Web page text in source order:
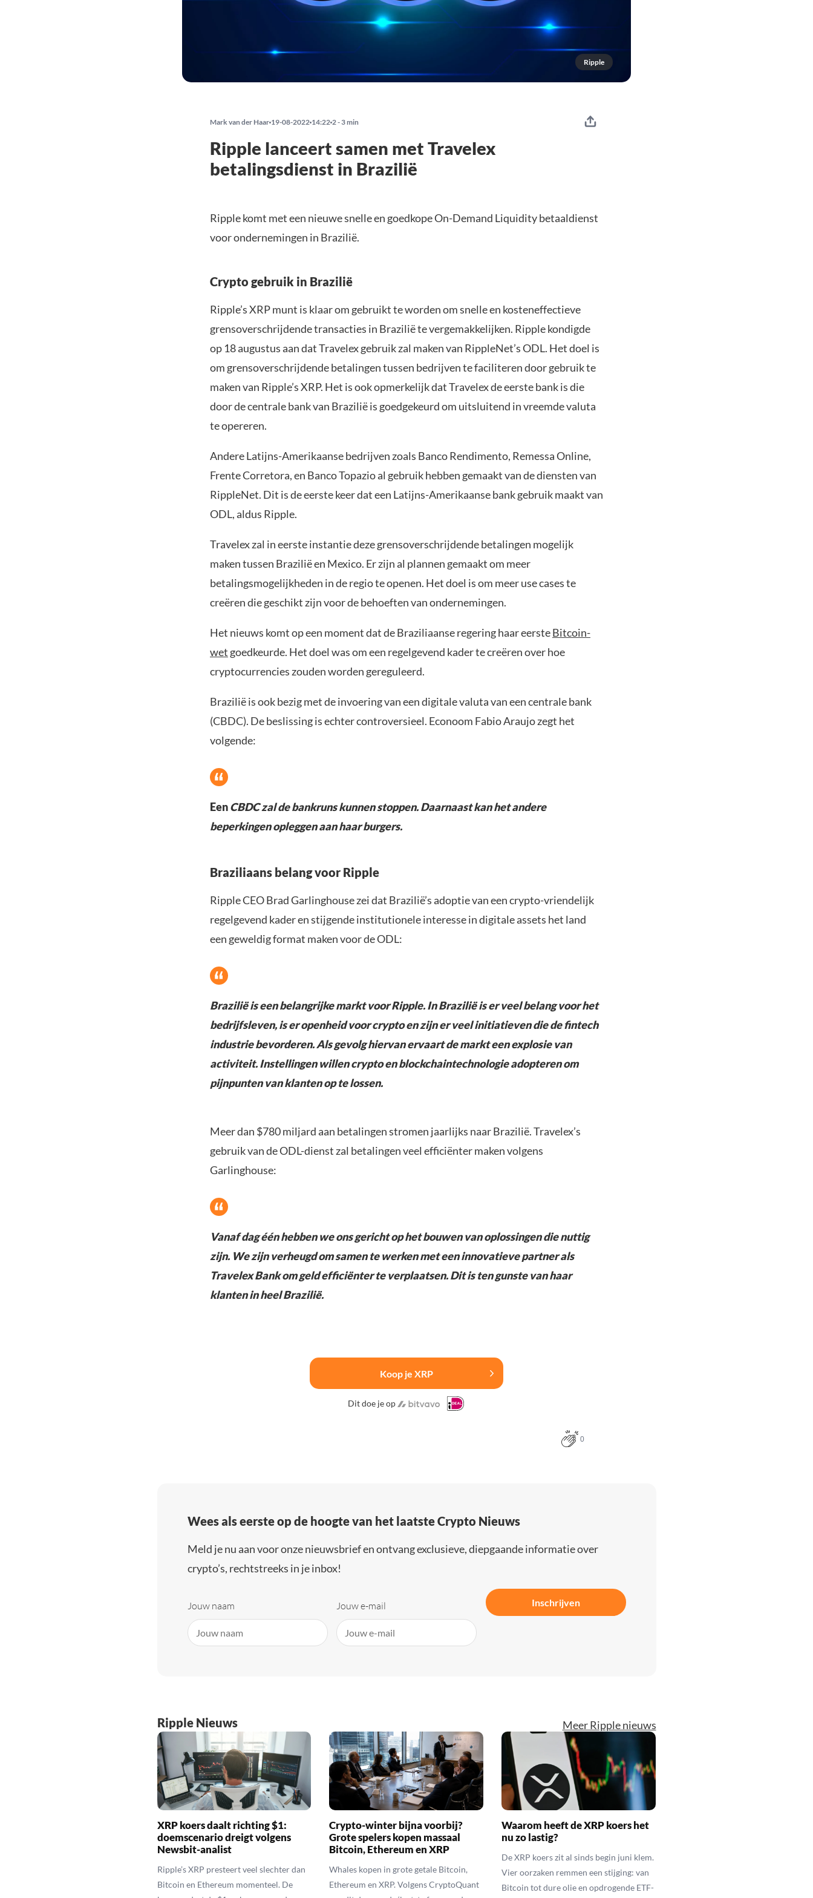
Ripple
Mark van der Haar 19-08-2022 14:22 2 - 3 min
Ripple lanceert samen met Travelex
betalingsdienst in Brazilië
Ripple komt met een nieuwe snelle en goedkope On-Demand Liquidity betaaldienst
voor ondernemingen in Brazilië.
Crypto gebruik in Brazilië
Ripple’s XRP munt is klaar om gebruikt te worden om snelle en kosteneffectieve
grensoverschrijdende transacties in Brazilië te vergemakkelijken. Ripple kondigde
op 18 augustus aan dat Travelex gebruik zal maken van RippleNet’s ODL. Het doel is
om grensoverschrijdende betalingen tussen bedrijven te faciliteren door gebruik te
maken van Ripple’s XRP. Het is ook opmerkelijk dat Travelex de eerste bank is die
door de centrale bank van Brazilië is goedgekeurd om uitsluitend in vreemde valuta
te opereren.
Andere Latijns-Amerikaanse bedrijven zoals Banco Rendimento, Remessa Online,
Frente Corretora, en Banco Topazio al gebruik hebben gemaakt van de diensten van
RippleNet. Dit is de eerste keer dat een Latijns-Amerikaanse bank gebruik maakt van
ODL, aldus Ripple.
Travelex zal in eerste instantie deze grensoverschrijdende betalingen mogelijk
maken tussen Brazilië en Mexico. Er zijn al plannen gemaakt om meer
betalingsmogelijkheden in de regio te openen. Het doel is om meer use cases te
creëren die geschikt zijn voor de behoeften van ondernemingen.
Het nieuws komt op een moment dat de Braziliaanse regering haar eersteBitcoin-
wet goedkeurde. Het doel was om een regelgevend kader te creëren over hoe
cryptocurrencies zouden worden gereguleerd.
Brazilië is ook bezig met de invoering van een digitale valuta van een centrale bank
(CBDC). De beslissing is echter controversieel. Econoom Fabio Araujo zegt het
volgende:
EenCBDC zal de bankruns kunnen stoppen. Daarnaast kan het andere
beperkingen opleggen aan haar burgers.
Braziliaans belang voor Ripple
Ripple CEO Brad Garlinghouse zei dat Brazilië’s adoptie van een crypto-vriendelijk
regelgevend kader en stijgende institutionele interesse in digitale assets het land
een geweldig format maken voor de ODL:
Brazilië is een belangrijke markt voor Ripple. In Brazilië is er veel belang voor het
bedrijfsleven, is er openheid voor crypto en zijn er veel initiatieven die de fintech
industrie bevorderen. Als gevolg hiervan ervaart de markt een explosie van
activiteit. Instellingen willen crypto en blockchaintechnologie adopteren om
pijnpunten van klanten op te lossen.
Meer dan $780 miljard aan betalingen stromen jaarlijks naar Brazilië. Travelex’s
gebruik van de ODL-dienst zal betalingen veel efficiënter maken volgens
Garlinghouse:
Vanaf dag één hebben we ons gericht op het bouwen van oplossingen die nuttig
zijn. We zijn verheugd om samen te werken met een innovatieve partner als
Travelex Bank om geld efficiënter te verplaatsen. Dit is ten gunste van haar
klanten in heel Brazilië.
Koop je XRP
Dit doe je op
0
Wees als eerste op de hoogte van het laatste Crypto Nieuws
Meld je nu aan voor onze nieuwsbrief en ontvang exclusieve, diepgaande informatie over
crypto’s, rechtstreeks in je inbox!
Jouw naam Jouw e-mail Inschrijven
Ripple Nieuws Meer Ripple nieuws
XRP koers daalt richting $1:
doemscenario dreigt volgens
Newsbit-analist
Ripple’s XRP presteert veel slechter dan
Bitcoin en Ethereum momenteel. De
Crypto-winter bijna voorbij?
Grote spelers kopen massaal
Bitcoin, Ethereum en XRP
Whales kopen in grote getale Bitcoin,
Ethereum en XRP. Volgens CryptoQuant
Waarom heeft de XRP koers het
nu zo lastig?
De XRP koers zit al sinds begin juni klem.
Vier oorzaken remmen een stijging: van
Bitcoin tot dure olie en opdrogende ETF-